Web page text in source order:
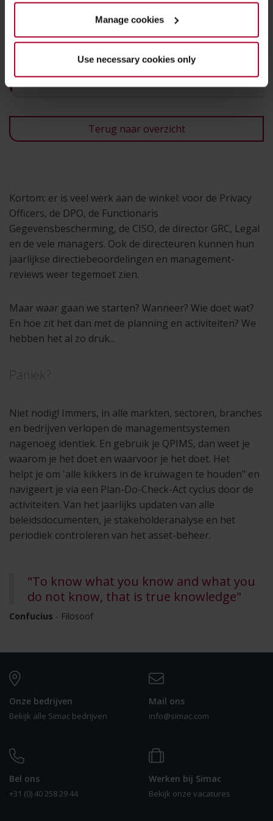
Manage cookies
Use necessary cookies only
Functionaliteiten
Markten en Doelgroepen
Terug naar overzicht
Kortom: er is veel werk aan de winkel: voor de Privacy
Officers, de DPO, de Functionaris
Gegevensbescherming, de CISO, de director GRC, Legal
en de vele managers. Ook de directeuren kunnen hun
jaarlijkse directiebeoordelingen en management-
reviews weer tegemoet zien.
Maar waar gaan we starten? Wanneer? Wie doet wat?
En hoe zit het dan met de planning en activiteiten? We
hebben het al zo druk...
Paniek?
Niet nodig! Immers, in alle markten, sectoren, branches
en bedrijven verlopen de managementsystemen
nagenoeg identiek. En gebruik je QPIMS, dan weet je
waarom je het doet en waarvoor je het doet. Het
helpt je om 'alle kikkers in de kruiwagen te houden" en
navigeert je via een Plan-Do-Check-Act cyclus door de
activiteiten. Van het jaarlijks updaten van alle
beleidsdocumenten, je stakeholderanalyse en het
periodiek controleren van het asset-beheer.
"To know what you know and what you
do not know, that is true knowledge"
Confucius - Filosoof
Onze bedrijven
Bekijk alle Simac bedrijven
Mail ons
info@simac.com
Bel ons
+31 (0) 40 258 29 44
Werken bij Simac
Bekijk onze vacatures